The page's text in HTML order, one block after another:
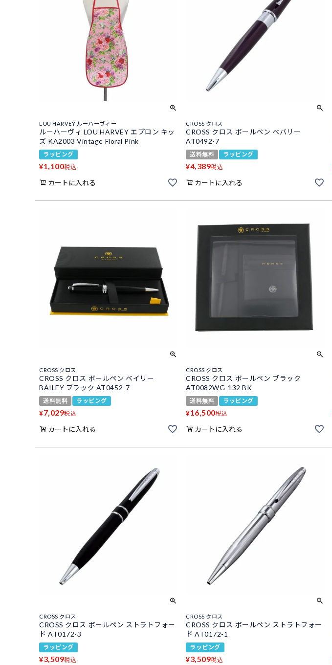
LOU HARVEY ルーハーヴィー
ルーハーヴィ LOU HARVEY エプロン キッ
ズ KA2003 Vintage Floral Pink
ラッピング
¥1,100税込
カートに入れる
CROSS クロス
CROSS クロス ボールペン ベバリー
AT0492-7
送料無料 ラッピング
¥4,389税込
カートに入れる
CROSS クロス
CROSS クロス ボールペン ベイリー
BAILEY ブラック AT0452-7
送料無料 ラッピング
¥7,029税込
カートに入れる
CROSS クロス
CROSS クロス ボールペン ブラック
AT0082WG-132 BK
送料無料 ラッピング
¥16,500税込
カートに入れる
CROSS クロス
CROSS クロス ボールペン ストラトフォー
ド AT0172-3
ラッピング
¥3,509税込
CROSS クロス
CROSS クロス ボールペン ストラトフォー
ド AT0172-1
ラッピング
¥3,509税込